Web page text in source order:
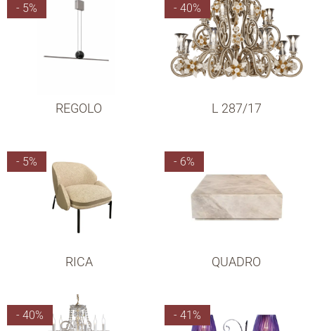
- 5%
REGOLO
- 40%
L 287/17
- 5%
RICA
- 6%
QUADRO
- 40% - 41%